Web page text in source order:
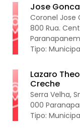
Jose
Coronel Jose
800 Rua.
Tipo:
Lazaro
Creche
Serra Velha,
000
Tipo: